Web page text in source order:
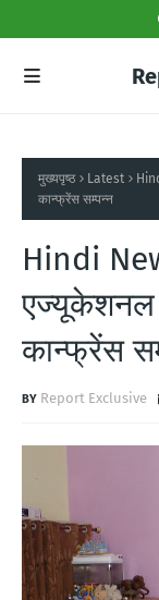
मुख्यपृष्ठ Latest
कान्फ्रेंस सम्पन्न
Hindi
एज्यूकेशनल
कान्फ्रेंस
Report Exclusive